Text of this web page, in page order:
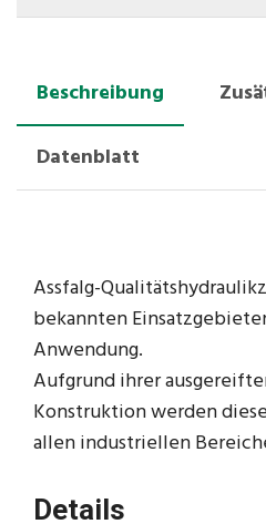
Beschreibung
Datenblatt
Assfalg-
bekannten
Anwendung.
Aufgrund ihrer
Konstruktion werden
allen industriellen
Details